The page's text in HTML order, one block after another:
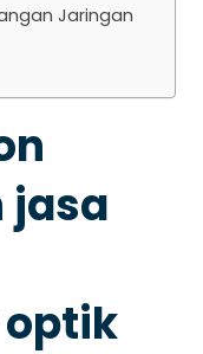
Jaringan
jasa